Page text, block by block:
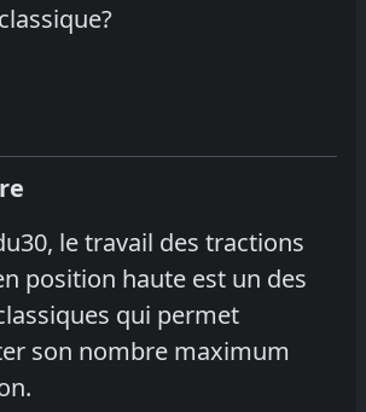
le travail des tractions
position haute est un des
qui permet
son nombre maximum